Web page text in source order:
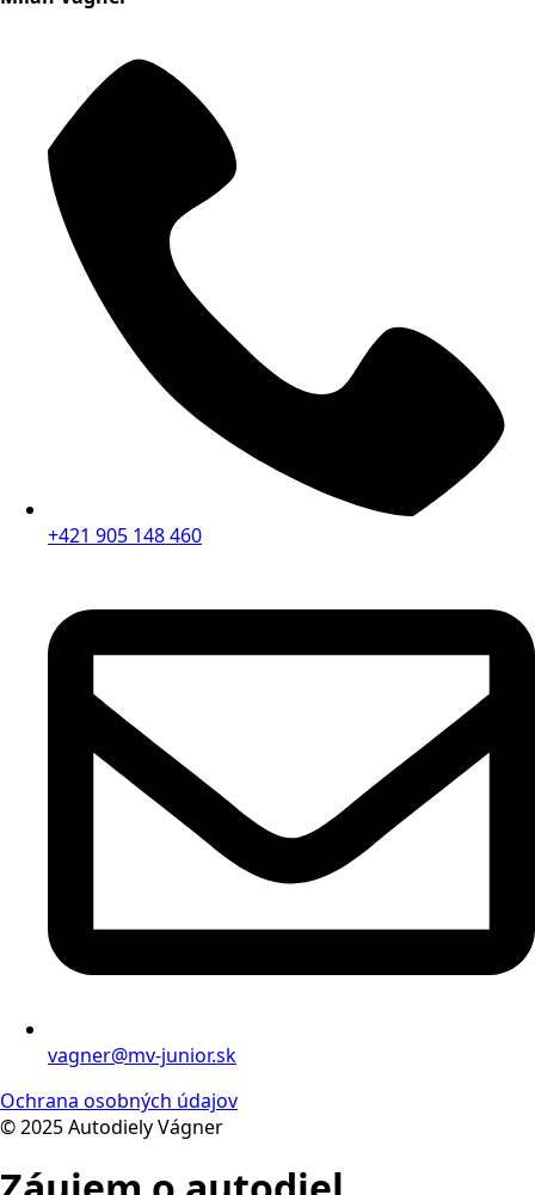
+421 905 148 460
vagner@mv-junior.sk
Ochrana osobných údajov
© 2025 Autodiely Vágner